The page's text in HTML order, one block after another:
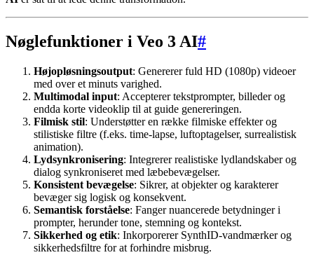
Nøglefunktioner i Veo 3 AI#
Højopløsningsoutput: Genererer fuld HD (1080p) videoer
med over et minuts varighed.
Multimodal input: Accepterer tekstprompter, billeder og
endda korte videoklip til at guide genereringen.
Filmisk stil: Understøtter en række filmiske effekter og
stilistiske filtre (f.eks. time-lapse, luftoptagelser, surrealistisk
animation).
Lydsynkronisering: Integrerer realistiske lydlandskaber og
dialog synkroniseret med læbebevægelser.
Konsistent bevægelse: Sikrer, at objekter og karakterer
bevæger sig logisk og konsekvent.
Semantisk forståelse: Fanger nuancerede betydninger i
prompter, herunder tone, stemning og kontekst.
Sikkerhed og etik: Inkorporerer SynthID-vandmærker og
sikkerhedsfiltre for at forhindre misbrug.